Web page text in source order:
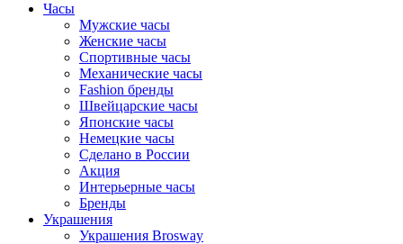
Часы
Мужские часы
Женские часы
Спортивные часы
Механические часы
Fashion бренды
Швейцарские часы
Японские часы
Немецкие часы
Сделано в России
Акция
Интерьерные часы
Бренды
Украшения
Украшения Brosway